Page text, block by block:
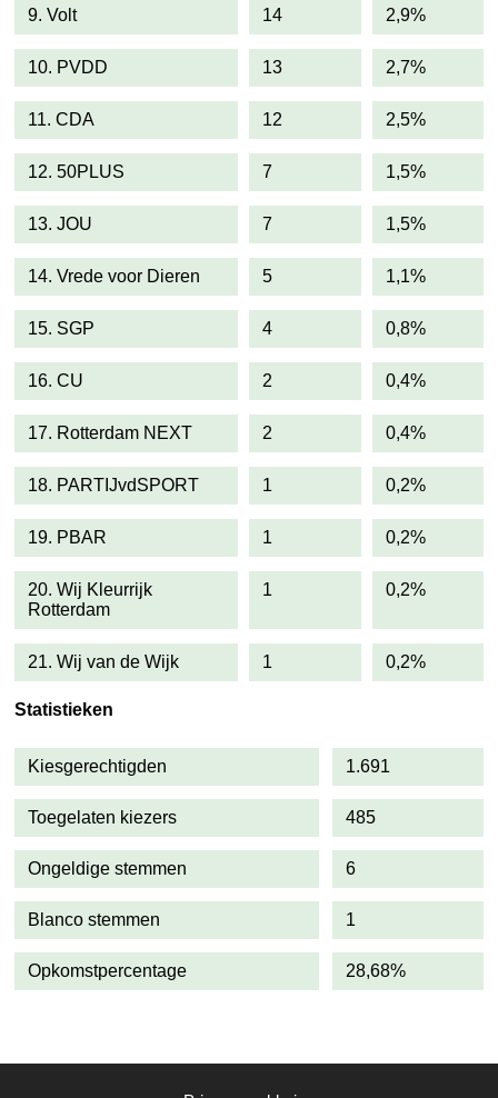
9. Volt 14 2,9%
10. PVDD 13 2,7%
11. CDA 12 2,5%
12. 50PLUS 7 1,5%
13. JOU 7 1,5%
14. Vrede voor Dieren 5 1,1%
15. SGP 4 0,8%
16. CU 2 0,4%
17. Rotterdam NEXT 2 0,4%
18. PARTIJvdSPORT 1 0,2%
19. PBAR 1 0,2%
20. Wij Kleurrijk
Rotterdam
1 0,2%
21. Wij van de Wijk 1 0,2%
Statistieken
Kiesgerechtigden 1.691
Toegelaten kiezers 485
Ongeldige stemmen 6
Blanco stemmen 1
Opkomstpercentage 28,68%